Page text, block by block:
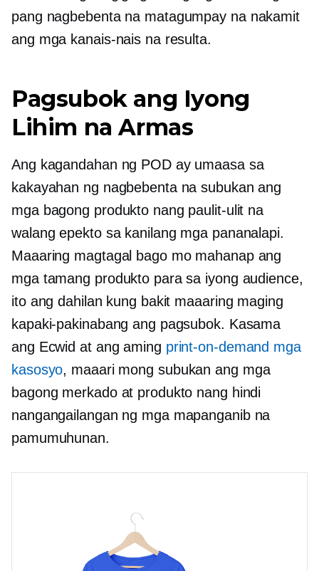
pang nagbebenta na matagumpay na nakamit
ang mga kanais-nais na resulta.
Pagsubok ang Iyong
Lihim na Armas
Ang kagandahan ng POD ay umaasa sa
kakayahan ng nagbebenta na subukan ang
mga bagong produkto nang paulit-ulit na
walang epekto sa kanilang mga pananalapi.
Maaaring magtagal bago mo mahanap ang
mga tamang produkto para sa iyong audience,
ito ang dahilan kung bakit maaaring maging
kapaki-pakinabang ang pagsubok. Kasama
ang Ecwid at ang aming print-on-demand mga
kasosyo, maaari mong subukan ang mga
bagong merkado at produkto nang hindi
nangangailangan ng mga mapanganib na
pamumuhunan.